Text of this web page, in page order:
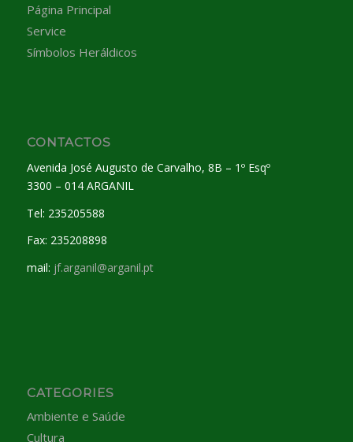
Página Principal
Service
Símbolos Heráldicos
CONTACTOS
Avenida José Augusto de Carvalho, 8B – 1º Esqº
3300 – 014 ARGANIL
Tel: 235205588
Fax: 235208898
mail: jf.arganil@arganil.pt
CATEGORIES
Ambiente e Saúde
Cultura